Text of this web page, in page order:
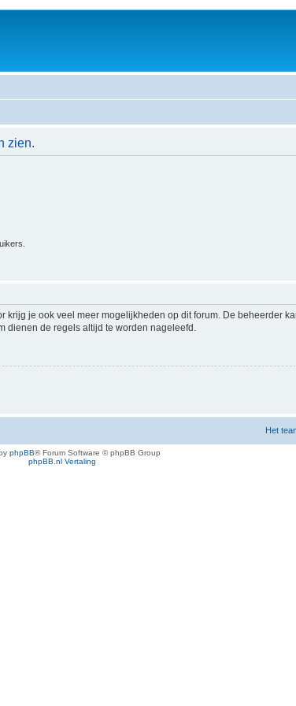
zien.
je ook veel meer mogelijkheden op dit forum. De beheerder
dienen de regels altijd te worden nageleefd.
Het
phpBB® Forum Software © phpBB Group
phpBB.nl Vertaling